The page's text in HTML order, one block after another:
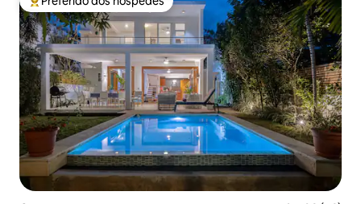
Entre os melhores preferidos dos hóspedes